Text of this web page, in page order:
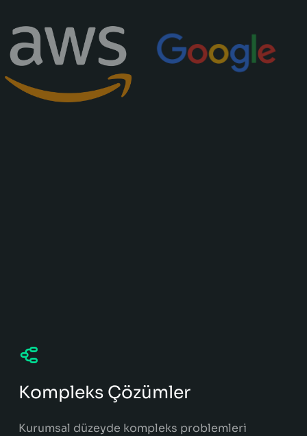
Kompleks Çözümler
Kurumsal düzeyde kompleks problemleri